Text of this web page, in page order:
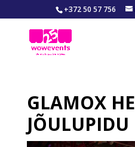
+372 50 57 756
GLAMOX HE
JÕULUPIDU